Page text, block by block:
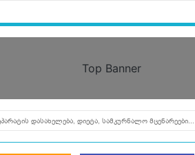
Top Banner